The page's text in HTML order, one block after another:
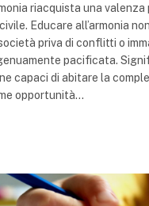
riacquista una
Educare all’armonia
priva di conflitti o
pacificata.
capaci di abitare la
opportunità…